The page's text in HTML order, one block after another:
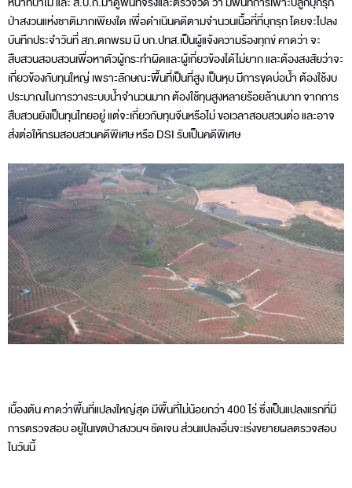
ป่าสงวนแห่งชาติมากเพียงใด เพื่อดำเนินคดีตามจำนวนเนื้อที่ที่บุกรุก โดยจะไปลง
บันทึกประจำวันที่ สภ.ตกพรม มี บก.ปทส.เป็นผู้แจ้งความร้องทุกข์ คาดว่า จะ
สืบสวนสอบสวนเพื่อหาตัวผู้กระทำผิดและผู้เกี่ยวข้องได้ไม่ยาก และต้องสงสัยว่าจะ
เกี่ยวข้องกับทุนใหญ่ เพราะลักษณะพื้นที่เป็นที่สูง เป็นหุบ มีการขุดบ่อน้ำ ต้องใช้งบ
ประมาณในการวางระบบน้ำจำนวนมาก ต้องใช้ทุนสูงหลายร้อยล้านบาท จากการ
สืบสวนยังเป็นทุนไทยอยู่ แต่จะเกี่ยวกับทุนจีนหรือไม่ ขอเวลาสอบสวนต่อ และอาจ
ส่งต่อให้กรมสอบสวนคดีพิเศษ หรือ DSI รับเป็นคดีพิเศษ
เบื้องต้น คาดว่าพื้นที่แปลงใหญ่สุด มีพื้นที่ไม่น้อยกว่า 400 ไร่ ซึ่งเป็นแปลงแรกที่มี
การตรวจสอบ อยู่ในเขตป่าสงวนฯ ชัดเจน ส่วนแปลงอื่นจะเร่งขยายผลตรวจสอบ
ในวันนี้